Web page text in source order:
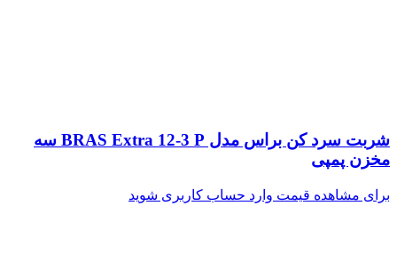
شربت سرد کن براس مدل BRAS Extra 12-3 P سه
مخزن پمپی
برای مشاهده قیمت وارد حساب کاربری شوید